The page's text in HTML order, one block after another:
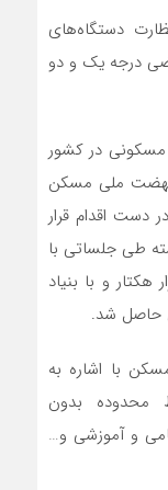
دستگاه‌های
درجه یک و دو
مسکونی در کشور
نهضت ملی مسکن
دست اقدام قرار
طی جلساتی با
خصوصی برای تامین ۲۱ هزار هکتار و با بنیاد
با اشاره به
محدوده بدون
و آموزشی و…